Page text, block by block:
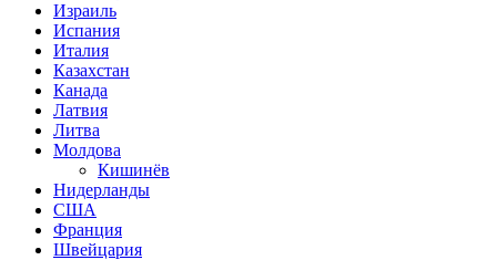
Израиль
Испания
Италия
Казахстан
Канада
Латвия
Литва
Молдова
Кишинёв
Нидерланды
США
Франция
Швейцария